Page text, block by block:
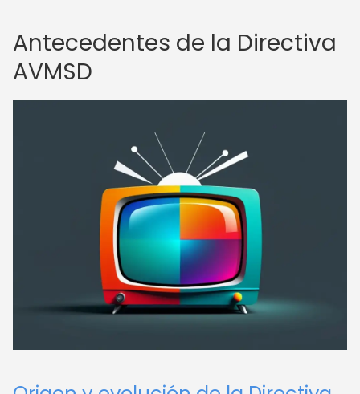
Antecedentes de la Directiva
AVMSD